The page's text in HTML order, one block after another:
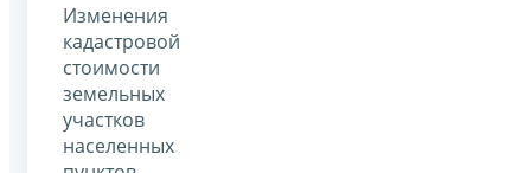
Изменения
кадастровой
стоимости
земельных
участков
населенных